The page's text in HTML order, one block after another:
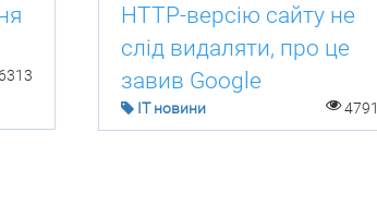
HTTP-версію сайту не
слід видаляти, про це
завив Google
IT новини 4791